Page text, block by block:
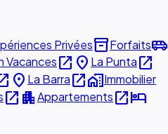
Privéesinventory_2Forfaitsairport_shuttle
Vacancesopen_in_new place La Puntaopen_in_new
place La Barraopen_in_newhome_workImmobilier
open_in_new apartmentAppartementsopen_in_newhotel